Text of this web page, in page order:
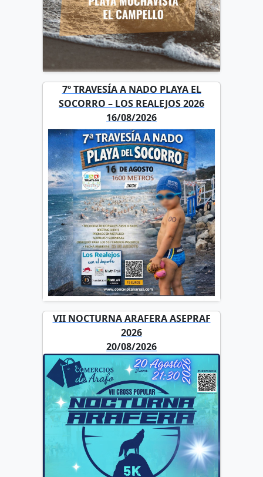
7º TRAVESÍA A NADO PLAYA EL
SOCORRO – LOS REALEJOS 2026
16/08/2026
VII NOCTURNA ARAFERA ASEPRAF
2026
20/08/2026